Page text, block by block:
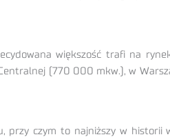
większość trafi na
(770 000 mkw.), w
przy czym to najniższy w historii